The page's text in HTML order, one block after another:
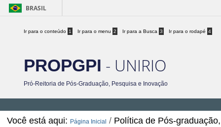
BRASIL
Ir para o conteúdo 1 Ir para o menu 2 Ir para a Busca 3 Ir para o rodapé 4
PROPGPI - UNIRIO
Pró-Reitoria de Pós-Graduação, Pesquisa e Inovação
Você está aqui: Página Inicial / Política de Pós-